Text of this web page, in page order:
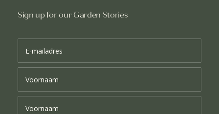
Sign up for our Garden Stories